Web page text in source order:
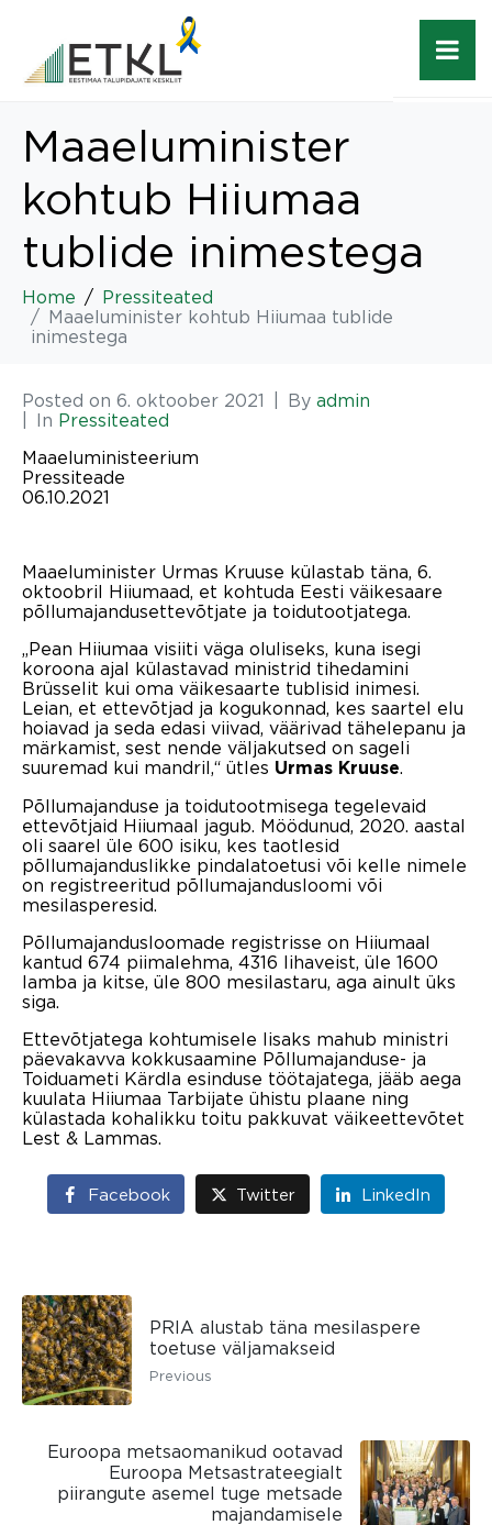
Maaeluminister
kohtub Hiiumaa
tublide inimestega
Home
Pressiteated
Maaeluminister kohtub Hiiumaa tublide
inimestega
Posted on 6. oktoober 2021 By admin
In Pressiteated
Maaeluministeerium
Pressiteade
06.10.2021
Maaeluminister Urmas Kruuse külastab täna, 6.
oktoobril Hiiumaad, et kohtuda Eesti väikesaare
põllumajandusettevõtjate ja toidutootjatega.
„Pean Hiiumaa visiiti väga oluliseks, kuna isegi
koroona ajal külastavad ministrid tihedamini
Brüsselit kui oma väikesaarte tublisid inimesi.
Leian, et ettevõtjad ja kogukonnad, kes saartel elu
hoiavad ja seda edasi viivad, väärivad tähelepanu ja
märkamist, sest nende väljakutsed on sageli
suuremad kui mandril,“ ütles Urmas Kruuse.
Põllumajanduse ja toidutootmisega tegelevaid
ettevõtjaid Hiiumaal jagub. Möödunud, 2020. aastal
oli saarel üle 600 isiku, kes taotlesid
põllumajanduslikke pindalatoetusi või kelle nimele
on registreeritud põllumajandusloomi või
mesilasperesid.
Põllumajandusloomade registrisse on Hiiumaal
kantud 674 piimalehma, 4316 lihaveist, üle 1600
lamba ja kitse, üle 800 mesilastaru, aga ainult üks
siga.
Ettevõtjatega kohtumisele lisaks mahub ministri
päevakavva kokkusaamine Põllumajanduse- ja
Toiduameti Kärdla esinduse töötajatega, jääb aega
kuulata Hiiumaa Tarbijate ühistu plaane ning
külastada kohalikku toitu pakkuvat väikeettevõtet
Lest & Lammas.
Facebook Twitter LinkedIn
PRIA alustab täna mesilaspere
toetuse väljamakseid
Previous
Euroopa metsaomanikud ootavad
Euroopa Metsastrateegialt
piirangute asemel tuge metsade
majandamisele